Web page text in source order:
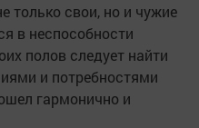
только свои, но и чужие
в неспособности
полов следует найти
и потребностями
гармонично и